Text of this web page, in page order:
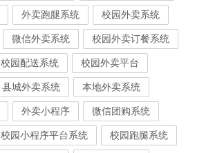
外卖跑腿系统 校园外卖系统
微信外卖系统 校园外卖订餐系统
校园配送系统 校园外卖平台
县城外卖系统 本地外卖系统
外卖小程序 微信团购系统
校园小程序平台系统 校园跑腿系统